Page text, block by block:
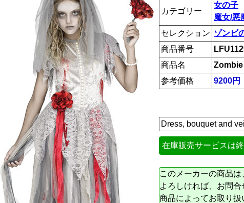
カテゴリー
女の子
魔女/悪
セレクション ゾンビ
商品番号
商品名
参考価格
9200円
Dress, bouquet and
在庫販売サービスは
このメーカーの商品は
よろしければ、お問合
商品によってお取り